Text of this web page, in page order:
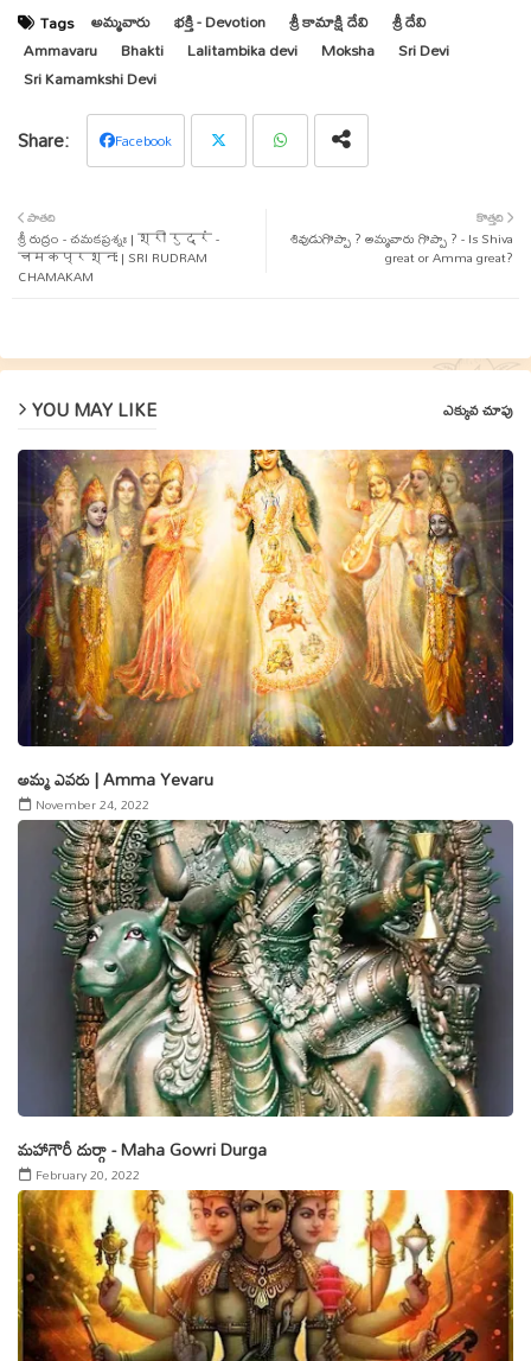
Tags అమ్మవారు భక్తి - Devotion శ్రీ కామాక్షి దేవి
శ్రీ దేవి
Ammavaru
Bhakti Lalitambika devi Moksha
Sri Devi
Sri Kamamkshi Devi
Facebook
ter
tsap
కొత్తది
శివుడుగొప్పా ? అమ్మవారు గొప్పా ? - Is Shiva
great or Amma great?
పాతది
శ్రీ రుద్రం - చమకప్రశ్నః | श्री रुद्रं -
चमकप्रश्नः | SRI RUDRAM
CHAMAKAM
YOU MAY LIKE ఎక్కువ చూపు
అమ్మ ఎవరు | Amma Yevaru
November 24, 2022
మహాగౌరీ దుర్గా - Maha Gowri Durga
February 20, 2022